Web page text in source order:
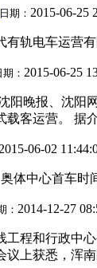
日期： 2015-06-25
轨电车运营
期： 2015-06-25
阳晚报、沈
客运营。 据
2015-06-02
体中心首车
： 2014-12-27
程和行政中
上获悉，浑